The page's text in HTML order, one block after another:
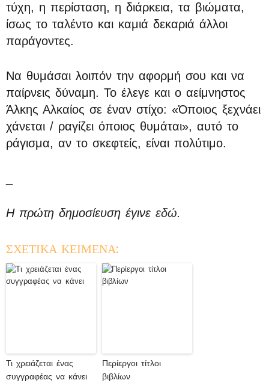
τύχη, η περίσταση, η διάρκεια, τα βιώματα,
ίσως το ταλέντο και καμιά δεκαριά άλλοι
παράγοντες.
Να θυμάσαι λοιπόν την αφορμή σου και να
παίρνεις δύναμη. Το έλεγε και ο αείμνηστος
Άλκης Αλκαίος σε έναν στίχο: «Όποιος ξεχνάει
χάνεται / ραγίζει όποιος θυμάται», αυτό το
ράγισμα, αν το σκεφτείς, είναι πολύτιμο.
Η πρώτη δημοσίευση έγινε εδώ.
ΣΧΕΤΙΚΑ ΚΕΙΜΕΝΑ:
Τι χρειάζεται ένας
συγγραφέας να κάνει
Περίεργοι τίτλοι
βιβλίων